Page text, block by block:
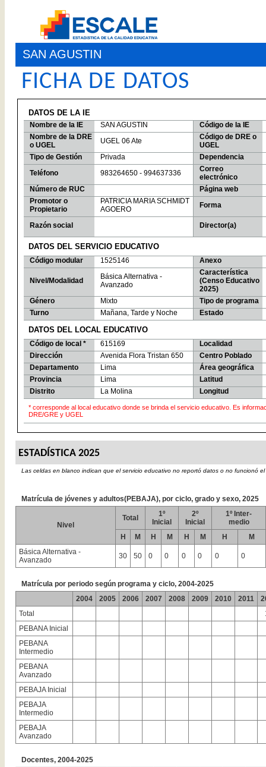
SAN AGUSTIN
FICHA DE DATOS
DATOS DE LA IE
Nombre de la IE SAN AGUSTIN
Código de la IE
Nombre de la DRE
o UGEL
UGEL 06 Ate
Código de DRE o
UGEL
Tipo de Gestión
Privada
Dependencia
Teléfono
983264650 - 994637336
Correo
electrónico
Número de RUC
Página web
Promotor o
Propietario
PATRICIA MARIA SCHMIDT
AGOERO
Forma
Razón social Director(a)
DATOS DEL SERVICIO EDUCATIVO
Código modular 1525146 Anexo
Nivel/Modalidad
Básica Alternativa -
Avanzado
Característica
(Censo Educativo
2025)
Género
Mixto
Tipo de programa
Turno
Mañana, Tarde y Noche Estado
DATOS DEL LOCAL EDUCATIVO
Código de local * 615169
Localidad
Dirección
Avenida Flora Tristan 650
Centro Poblado
Departamento
Lima
Área geográfica
Provincia
Lima
Latitud
Distrito
La Molina Longitud
* corresponde al local educativo donde se brinda el servicio educativo. Es
DRE/GRE y UGEL
ESTADÍSTICA 2025
Las celdas en blanco indican que el servicio educativo no reportó datos o no funcionó
Matrícula de jóvenes y adultos(PEBAJA), por ciclo, grado y sexo, 2025
Nivel
Total
1º
Inicial
2º
Inicial
1º Inter-
medio
H
M H M H M H
M
Básica Alternativa -
Avanzado
30 50 0 0 0 0 0 0
Matrícula por periodo según programa y ciclo, 2004-2025
2004
2005 2006 2007 2008 2009 2010 2011
Total
PEBANA Inicial
PEBANA
Intermedio
PEBANA
Avanzado
PEBAJA Inicial
PEBAJA
Intermedio
PEBAJA
Avanzado
Docentes, 2004-2025